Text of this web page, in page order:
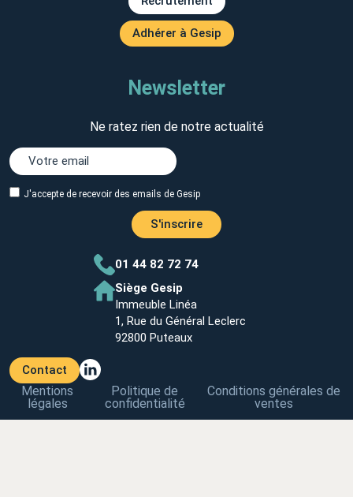
Adhérer à Gesip
Newsletter
Ne ratez rien de notre actualité
J'accepte de recevoir des emails de Gesip
S'inscrire
01 44 82 72 74
Siège Gesip
Immeuble Linéa
1, Rue du Général Leclerc
92800 Puteaux
Contact
Mentions
légales
Politique de
confidentialité
Conditions générales de
ventes